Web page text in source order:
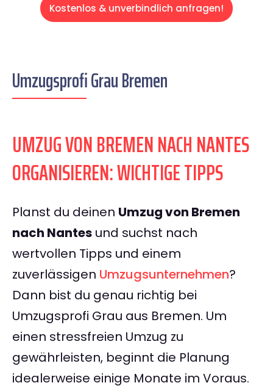
Kostenlos & unverbindlich anfragen!
Umzugsprofi Grau Bremen
UMZUG VON BREMEN NACH NANTES
ORGANISIEREN: WICHTIGE TIPPS
Planst du deinen Umzug von Bremen
nach Nantes und suchst nach
wertvollen Tipps und einem
zuverlässigen Umzugsunternehmen?
Dann bist du genau richtig bei
Umzugsprofi Grau aus Bremen. Um
einen stressfreien Umzug zu
gewährleisten, beginnt die Planung
idealerweise einige Monate im Voraus.